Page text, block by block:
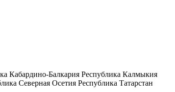
Кабардино-Балкария Республика Калмыкия
Северная Осетия Республика Татарстан